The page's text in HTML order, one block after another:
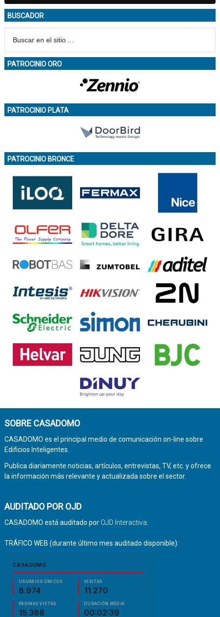
BUSCADOR
PATROCINIO ORO
PATROCINIO PLATA
PATROCINIO BRONCE
SOBRE CASADOMO
CASADOMO es el principal medio de comunicación on-line sobre
Edificios Inteligentes.
Publica diariamente noticias, artículos, entrevistas, TV, etc. y ofrece
la información más relevante y actualizada sobre el sector.
AUDITADO POR OJD
CASADOMO está auditado por OJD Interactiva.
TRÁFICO WEB (durante último mes auditado disponible):